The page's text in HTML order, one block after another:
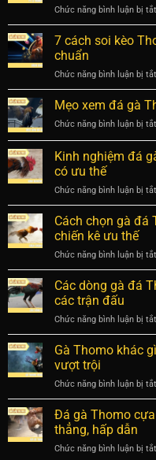
Chức năng bình luận bị tắt
7 cách soi kèo
chuẩn
Chức năng bình luận bị tắt
Mẹo xem đá gà
Chức năng bình luận bị tắt
Kinh nghiệm đá
có ưu thế
Chức năng bình luận bị tắt
Cách chọn gà đá
chiến kê ưu thế
Chức năng bình luận bị tắt
Các dòng gà đá
các trận đấu
Chức năng bình luận bị tắt
Gà Thomo khác
vượt trội
Chức năng bình luận bị tắt
Đá gà Thomo
thẳng, hấp dẫn
Chức năng bình luận bị tắt